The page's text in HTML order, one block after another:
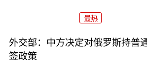
最热
外交部：中方决定对俄罗斯持普
签政策